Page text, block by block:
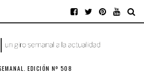
EDICIÓN Nº 508